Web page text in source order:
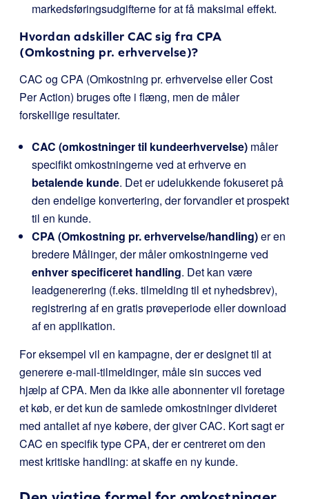
markedsføringsudgifterne for at få maksimal effekt.
Hvordan adskiller CAC sig fra CPA
(Omkostning pr. erhvervelse)?
CAC og CPA (Omkostning pr. erhvervelse eller Cost
Per Action) bruges ofte i flæng, men de måler
forskellige resultater.
CAC (omkostninger til kundeerhvervelse) måler
specifikt omkostningerne ved at erhverve en
betalende kunde. Det er udelukkende fokuseret på
den endelige konvertering, der forvandler et prospekt
til en kunde.
CPA (Omkostning pr. erhvervelse/handling)er en
bredere Målinger, der måler omkostningerne ved
enhver specificeret handling. Det kan være
leadgenerering (f.eks. tilmelding til et nyhedsbrev),
registrering af en gratis prøveperiode eller download
af en applikation.
For eksempel vil en kampagne, der er designet til at
generere e-mail-tilmeldinger, måle sin succes ved
hjælp af CPA. Men da ikke alle abonnenter vil foretage
et køb, er det kun de samlede omkostninger divideret
med antallet af nye købere, der giver CAC. Kort sagt er
CAC en specifik type CPA, der er centreret om den
mest kritiske handling: at skaffe en ny kunde.